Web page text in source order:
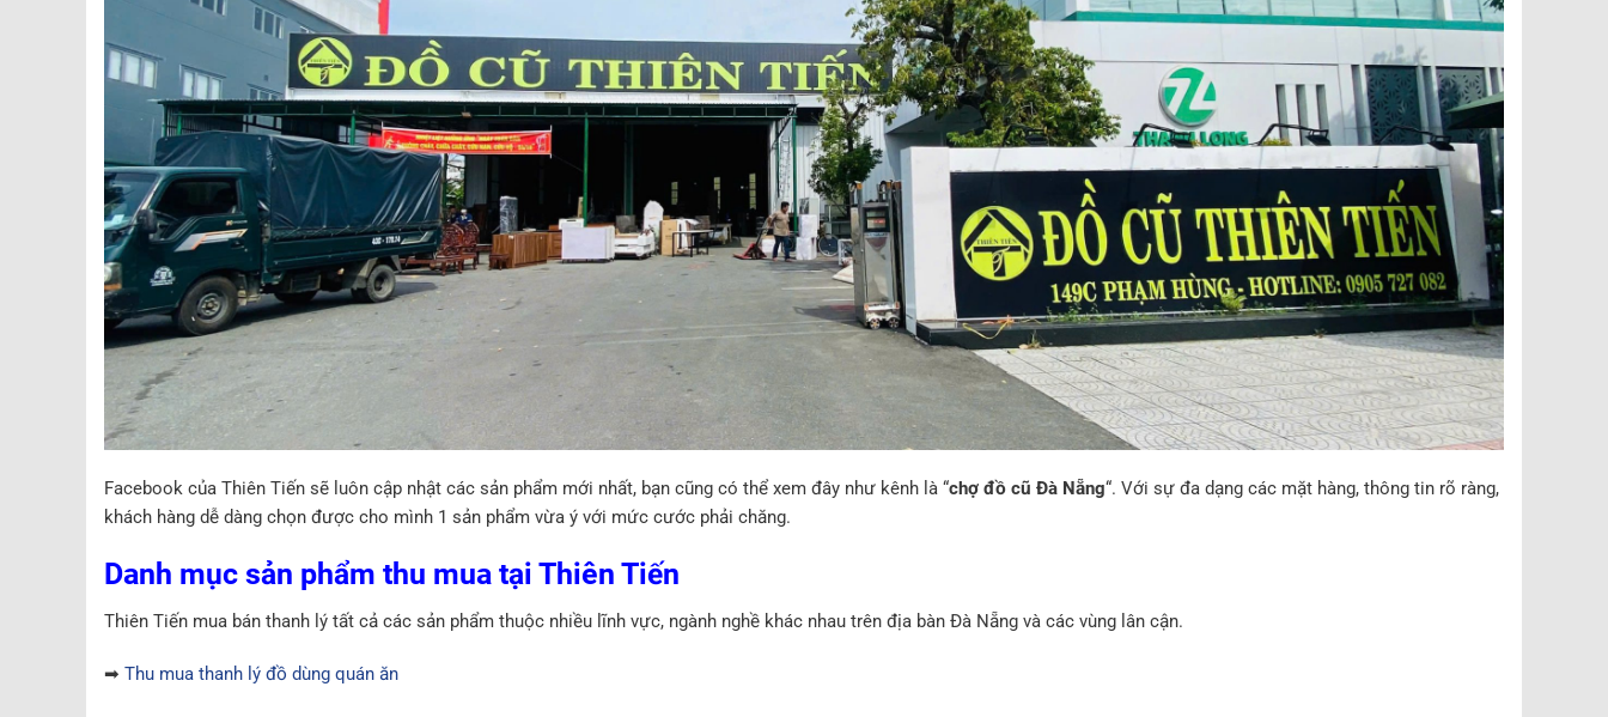
Facebook của Thiên Tiến sẽ luôn cập nhật các sản phẩm mới nhất, bạn cũng có thể xem đây như kênh là “chợ đồ cũ Đà Nẵng“. Với sự đa dạng các mặt hàng, thông tin rõ ràng,
khách hàng dễ dàng chọn được cho mình 1 sản phẩm vừa ý với mức cước phải chăng.
Danh mục sản phẩm thu mua tại Thiên Tiến
Thiên Tiến mua bán thanh lý tất cả các sản phẩm thuộc nhiều lĩnh vực, ngành nghề khác nhau trên địa bàn Đà Nẵng và các vùng lân cận.
➡ Thu mua thanh lý đồ dùng quán ăn